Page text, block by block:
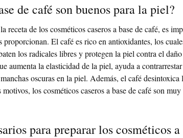
de café son buenos para la piel?
receta de los cosméticos caseros a base de café, es
El café es rico en antioxidantes, los
los radicales libres y protegen la piel contra el
aumenta la elasticidad de la piel, ayuda a
oscuras en la piel. Además, el café desintoxica
los cosméticos caseros a base de café son muy
para preparar los cosméticos a